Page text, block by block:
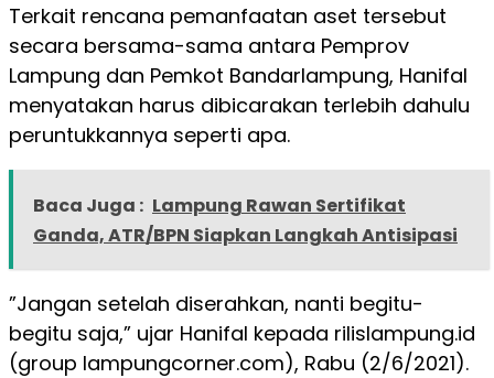
Terkait rencana pemanfaatan aset tersebut
secara bersama-sama antara Pemprov
Lampung dan Pemkot Bandarlampung, Hanifal
menyatakan harus dibicarakan terlebih dahulu
peruntukkannya seperti apa.
Baca Juga : Lampung Rawan Sertifikat
Ganda, ATR/BPN Siapkan Langkah Antisipasi
”Jangan setelah diserahkan, nanti begitu-
begitu saja,” ujar Hanifal kepada rilislampung.id
(group lampungcorner.com), Rabu (2/6/2021).